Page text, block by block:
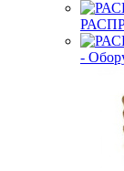
-